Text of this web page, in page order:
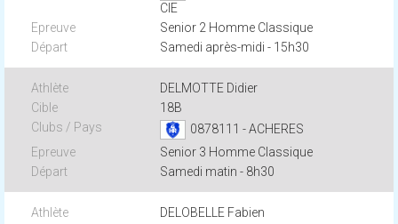
CIE
Senior 2 Homme Classique
Samedi après-midi - 15h30
DELMOTTE Didier
18B
0878111 - ACHERES
Senior 3 Homme Classique
Samedi matin - 8h30
DELOBELLE Fabien